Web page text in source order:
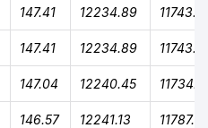
147.41 12234.89 11743.18
147.41 12234.89 11743.18
147.04 12240.45
146.57 12241.13